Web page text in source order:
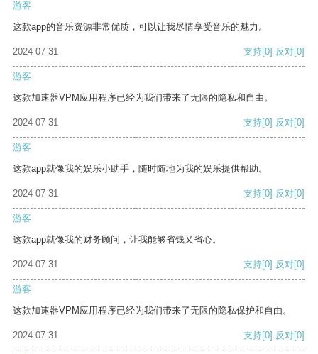
游客
这款app的音乐资源非常优质，可以让我尽情享受音乐的魅力。
2024-07-31 支持[0] 反对[0]
游客
这款加速器VPM应用程序已经为我们带来了无限的隐私和自由。
2024-07-31 支持[0] 反对[0]
游客
这款app就像我的娱乐小助手，随时随地为我的娱乐提供帮助。
2024-07-31 支持[0] 反对[0]
游客
这款app就像我的财务顾问，让我能够省钱又省心。
2024-07-31 支持[0] 反对[0]
游客
这款加速器VPM应用程序已经为我们带来了无限的隐私保护和自由。
2024-07-31 支持[0] 反对[0]